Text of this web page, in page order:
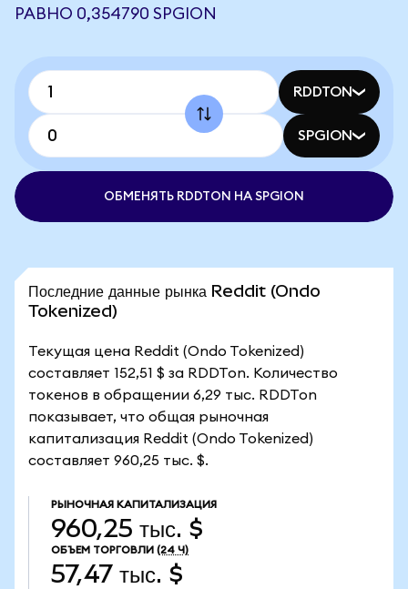
РАВНО 0,354790 SPGION
RDDTON
SPGION
ОБМЕНЯТЬ RDDTON НА SPGION
Последние данные рынка Reddit (Ondo
Tokenized)
Текущая цена Reddit (Ondo Tokenized)
составляет 152,51 $ за RDDTon. Количество
токенов в обращении 6,29 тыс. RDDTon
показывает, что общая рыночная
капитализация Reddit (Ondo Tokenized)
составляет 960,25 тыс. $.
РЫНОЧНАЯ КАПИТАЛИЗАЦИЯ
960,25 тыс. $
ОБЪЕМ ТОРГОВЛИ (24 Ч)
57,47 тыс. $